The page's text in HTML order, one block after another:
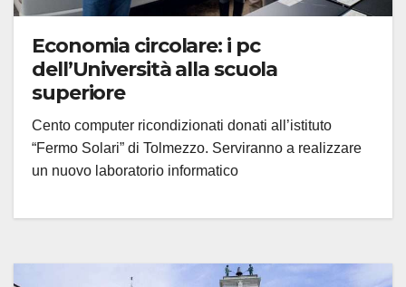
Economia circolare: i pc
dell’Università alla scuola
superiore
Cento computer ricondizionati donati all’istituto
“Fermo Solari” di Tolmezzo. Serviranno a realizzare
un nuovo laboratorio informatico